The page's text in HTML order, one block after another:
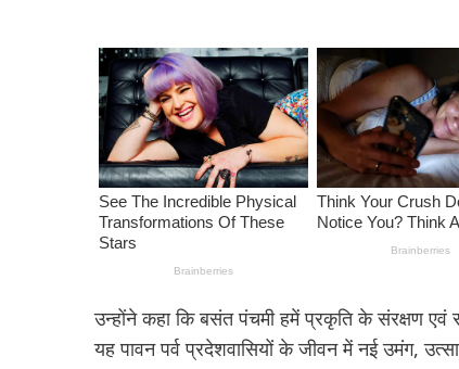
उन्होंने कहा कि बसंत पंचमी हमें प्रकृति के संरक्षण एवं
यह पावन पर्व प्रदेशवासियों के जीवन में नई उमंग,